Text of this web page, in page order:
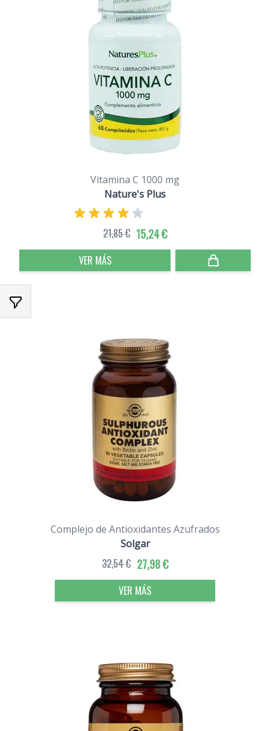
Vitamina C 1000 mg
Nature's Plus
15,24 €
21,85 €
VER MÁS
Complejo de Antioxidantes Azufrados
Solgar
27,98 €
32,54 €
VER MÁS